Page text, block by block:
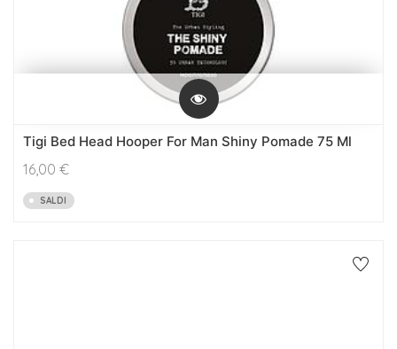
Tigi Bed Head Hooper For Man Shiny Pomade 75 Ml
16,00 €
SALDI